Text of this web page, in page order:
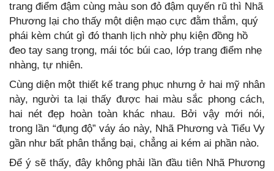
trang điểm đậm cùng màu son đỏ đậm quyến rũ thì Nhã
Phương lại cho thấy một diện mạo cực đằm thắm, quý
phái kèm chút gì đó thanh lịch nhờ phụ kiện đồng hồ
đeo tay sang trọng, mái tóc búi cao, lớp trang điểm nhẹ
nhàng, tự nhiên.
Cùng diện một thiết kế trang phục nhưng ở hai mỹ nhân
này, người ta lại thấy được hai màu sắc phong cách,
hai nét đẹp hoàn toàn khác nhau. Bởi vậy mới nói,
trong lần “đụng độ” váy áo này, Nhã Phương và Tiểu Vy
gần như bất phân thắng bại, chẳng ai kém ai phần nào.
Để ý sẽ thấy, đây không phải lần đầu tiên Nhã Phương